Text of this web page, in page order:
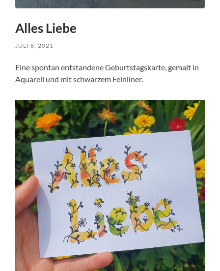
Alles Liebe
JULI 8, 2021
Eine spontan entstandene Geburtstagskarte, gemalt in
Aquarell und mit schwarzem Feinliner.